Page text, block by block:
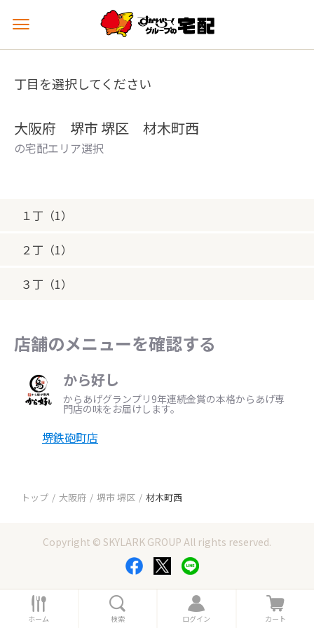
メ
ュ
を
丁目を選択してください
大阪府 堺市 堺区 材木町西
の宅配エリア選択
１丁（1）
２丁（1）
３丁（1）
店舗のメニューを確認する
から好し
からあげグランプリ9年連続金賞の本格からあげ専
門店の味をお届けします。
堺鉄砲町店
トップ 大阪府 堺市 堺区 材木町西
Copyright © SKYLARK GROUP All rights reserved.
ホ
ー
ホーム 索
検索
ロ
グ
ログイン
カ
ー
カート